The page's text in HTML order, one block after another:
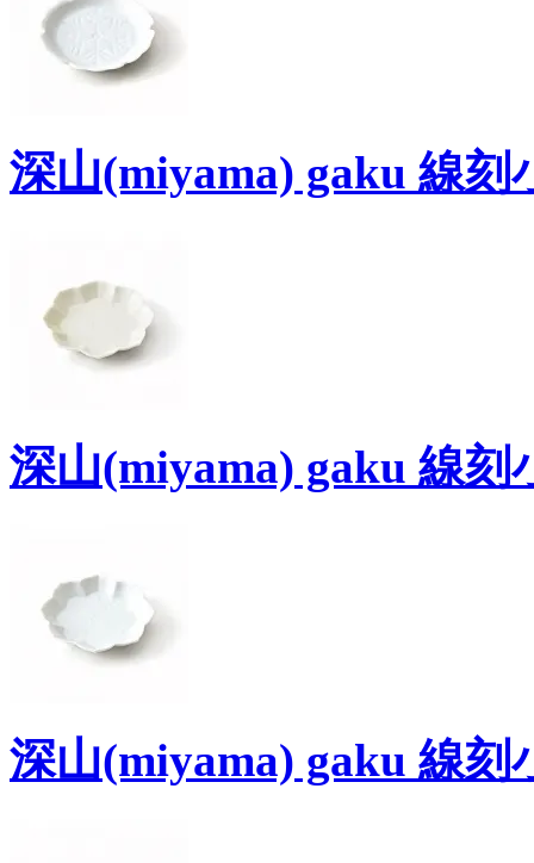
深山(miyama) gaku 線
深山(miyama) gaku 線
深山(miyama) gaku 線